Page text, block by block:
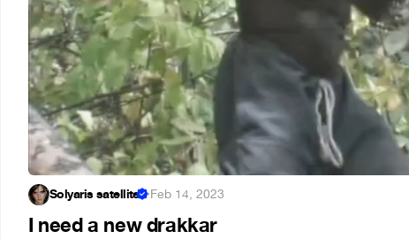
Solyaris satellite ·Feb 14, 2023
I need a new drakkar